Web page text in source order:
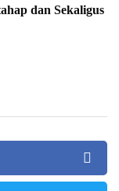
dan Sekaligus